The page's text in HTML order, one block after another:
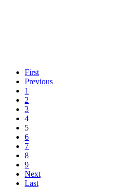
First
Previous
1
2
3
4
5
6
7
8
9
Next
Last